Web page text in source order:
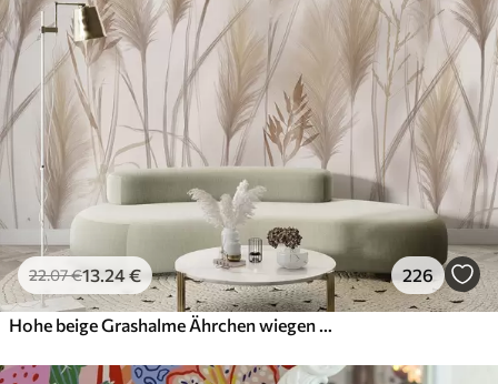
22.07€13 .24€ 226